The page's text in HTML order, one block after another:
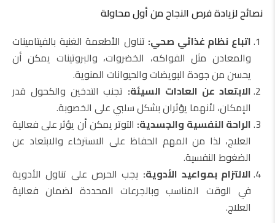
نصائح لزيادة فرص النجاح من أول محاولة
اتباع نظام غذائي صحي: تناول الأطعمة الغنية بالفيتامينات
والمعادن مثل الفواكه، الخضروات، والبروتينات يمكن أن
يحسن من جودة البويضات والحيوانات المنوية.
الابتعاد عن العادات السيئة: تجنب التدخين والكحول قدر
الإمكان، لأنهما يؤثران بشكل سلبي على الخصوبة.
الراحة النفسية والجسدية: التوتر يمكن أن يؤثر على فعالية
العلاج، لذا من المهم الحفاظ على الاسترخاء والابتعاد عن
الضغوط النفسية.
الالتزام بمواعيد الأدوية: يجب الحرص على تناول الأدوية
في الوقت المناسب وبالجرعات المحددة لضمان فعالية
العلاج.